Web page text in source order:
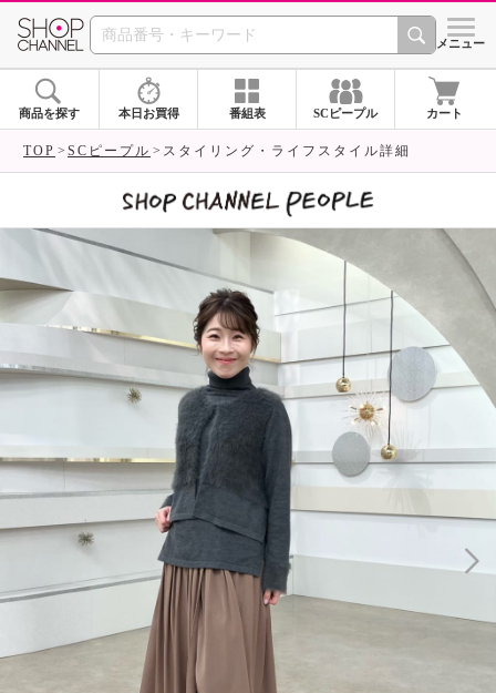
SHOP CHANNEL シメニュー
商品を探す 本日お買得 番組表 SCピープル カート
TOP SCピープル スタイリング・ライフスタイル詳細